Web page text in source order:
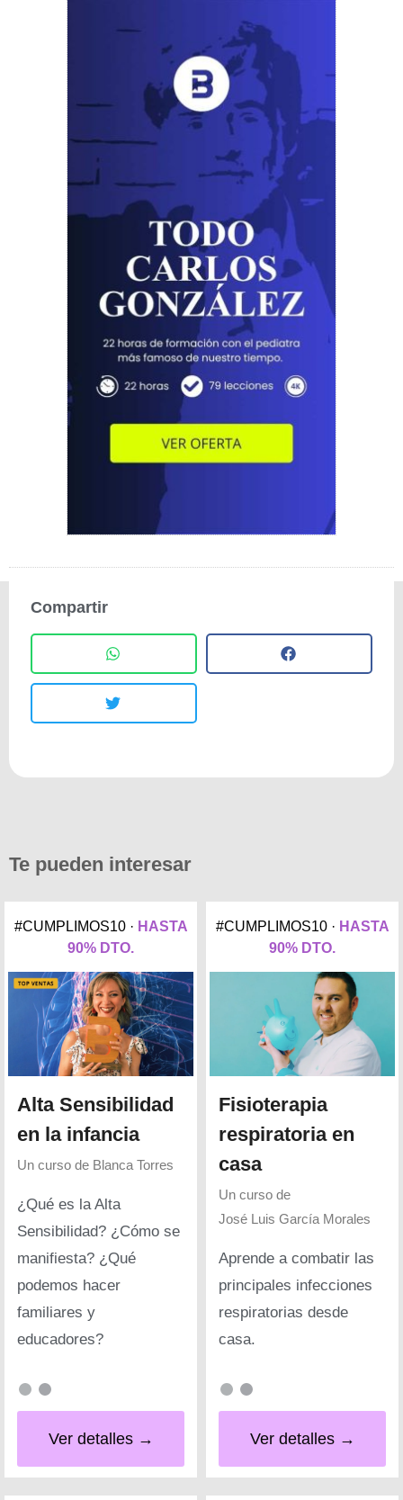
Compartir
Te pueden interesar
#CUMPLIMOS10 · HASTA
90% DTO.
Alta Sensibilidad
en la infancia
Un curso de Blanca Torres
¿Qué es la Alta
Sensibilidad? ¿Cómo se
manifiesta? ¿Qué
podemos hacer
familiares y
educadores?
Ver detalles →
#CUMPLIMOS10 · HASTA
90% DTO.
Fisioterapia
respiratoria en
casa
Un curso de
José Luis García Morales
Aprende a combatir las
principales infecciones
respiratorias desde
casa.
Ver detalles →